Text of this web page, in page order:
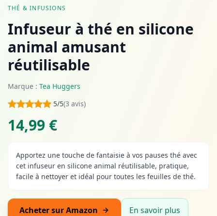
THÉ & INFUSIONS
Infuseur à thé en silicone
animal amusant
réutilisable
Marque : Tea Huggers
5/5(3 avis)
14,99 €
Apportez une touche de fantaisie à vos pauses thé avec
cet infuseur en silicone animal réutilisable, pratique,
facile à nettoyer et idéal pour toutes les feuilles de thé.
Acheter sur Amazon En savoir plus